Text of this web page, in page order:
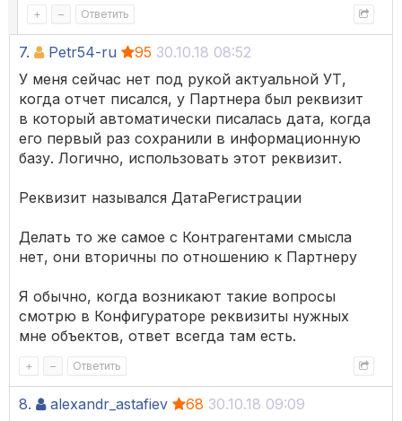
+ – Ответить
7. Petr54-ru 95 30.10.18 08:52
У меня сейчас нет под рукой актуальной УТ,
когда отчет писался, у Партнера был реквизит
в который автоматически писалась дата, когда
его первый раз сохранили в информационную
базу. Логично, использовать этот реквизит.
Реквизит назывался ДатаРегистрации
Делать то же самое с Контрагентами смысла
нет, они вторичны по отношению к Партнеру
Я обычно, когда возникают такие вопросы
смотрю в Конфигураторе реквизиты нужных
мне объектов, ответ всегда там есть.
+ – Ответить
8. alexandr_astafiev 68 30.10.18 09:09